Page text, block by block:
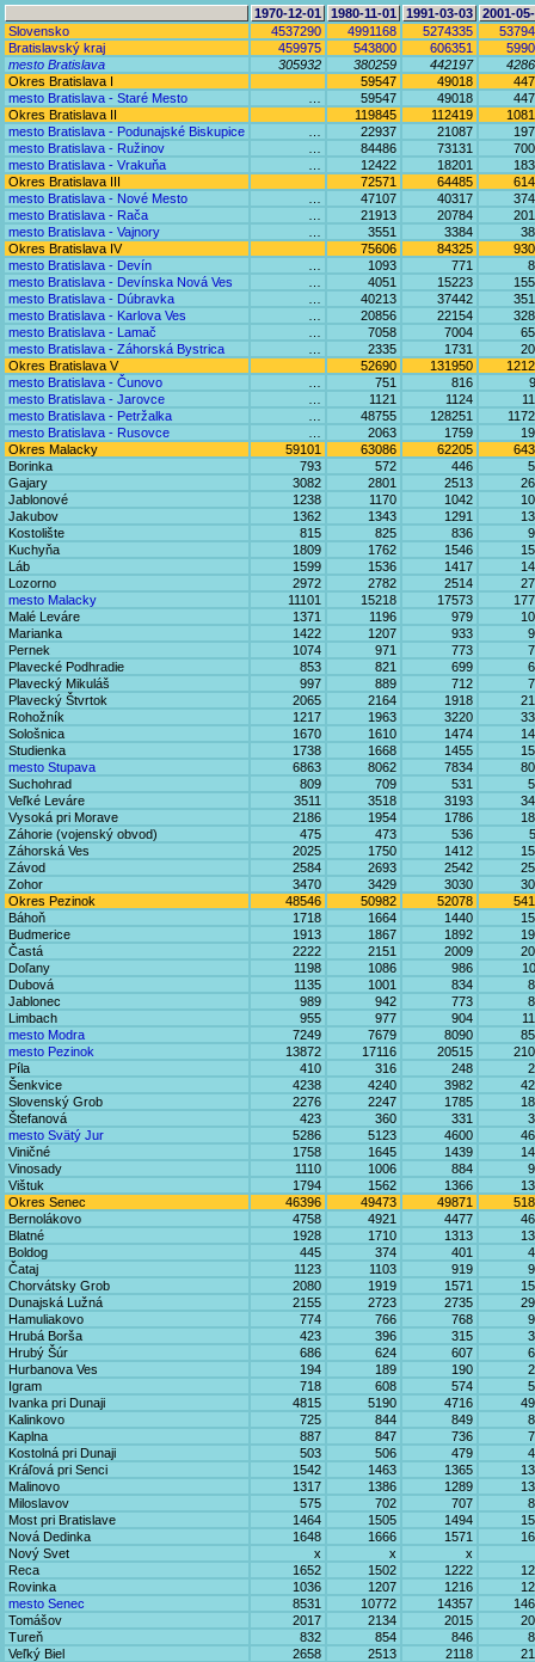
1970-12-01 1980-11-01 1991-03-03
2001-
Slovensko
4537290 4991168 5274335
Bratislavský kraj
459975 543800 606351
mesto Bratislava
305932 380259 442197
Okres Bratislava I
59547 49018
mesto Bratislava - Staré Mesto
59547 49018
Okres Bratislava II
119845 112419
mesto Bratislava - Podunajské Biskupice
22937 21087
mesto Bratislava - Ružinov
84486 73131
mesto Bratislava - Vrakuňa
12422 18201
Okres Bratislava III
72571 64485
mesto Bratislava - Nové Mesto
47107 40317
mesto Bratislava - Rača
21913 20784
mesto Bratislava - Vajnory
3551 3384
Okres Bratislava IV
75606 84325
mesto Bratislava - Devín
1093 771
mesto Bratislava - Devínska Nová Ves
4051 15223
mesto Bratislava - Dúbravka
40213 37442
mesto Bratislava - Karlova Ves
20856 22154
mesto Bratislava - Lamač
7058 7004
mesto Bratislava - Záhorská Bystrica
2335 1731
Okres Bratislava V
52690 131950
mesto Bratislava - Čunovo
751 816
mesto Bratislava - Jarovce
1121 1124
mesto Bratislava - Petržalka
48755 128251
mesto Bratislava - Rusovce
2063 1759
Okres Malacky
59101 63086 62205
Borinka
793 572 446
Gajary
3082 2801 2513
Jablonové
1238 1170 1042
Jakubov
1362 1343 1291
Kostolište
815 825 836
Kuchyňa
1809 1762 1546
Láb
1599 1536 1417
Lozorno
2972 2782 2514
mesto Malacky
11101 15218 17573
Malé Leváre
1371 1196 979
Marianka
1422 1207 933
Pernek
1074 971 773
Plavecké Podhradie
853 821 699
Plavecký Mikuláš
997 889 712
Plavecký Štvrtok
2065 2164 1918
Rohožník
1217 1963 3220
Sološnica
1670 1610 1474
Studienka
1738 1668 1455
mesto Stupava
6863 8062 7834
Suchohrad
809 709 531
Veľké Leváre
3511 3518 3193
Vysoká pri Morave
2186 1954 1786
Záhorie (vojenský obvod)
475 473 536
Záhorská Ves
2025 1750 1412
Závod
2584 2693 2542
Zohor
3470 3429 3030
Okres Pezinok
48546 50982 52078
Báhoň
1718 1664 1440
Budmerice
1913 1867 1892
Častá
2222 2151 2009
Doľany
1198 1086 986
Dubová
1135 1001 834
Jablonec
989 942 773
Limbach
955 977 904
mesto Modra
7249 7679 8090
mesto Pezinok
13872 17116 20515
Píla
410 316 248
Šenkvice
4238 4240 3982
Slovenský Grob
2276 2247 1785
Štefanová
423 360 331
mesto Svätý Jur
5286 5123 4600
Viničné
1758 1645 1439
Vinosady
1110 1006 884
Vištuk
1794 1562 1366
Okres Senec
46396 49473 49871
Bernolákovo
4758 4921 4477
Blatné
1928 1710 1313
Boldog
445 374 401
Čataj
1123 1103 919
Chorvátsky Grob
2080 1919 1571
Dunajská Lužná
2155 2723 2735
Hamuliakovo
774 766 768
Hrubá Borša
423 396 315
Hrubý Šúr
686 624 607
Hurbanova Ves
194 189 190
Igram
718 608 574
Ivanka pri Dunaji
4815 5190 4716
Kalinkovo
725 844 849
Kaplna
887 847 736
Kostolná pri Dunaji
503 506 479
Kráľová pri Senci
1542 1463 1365
Malinovo
1317 1386 1289
Miloslavov
575 702 707
Most pri Bratislave
1464 1505 1494
Nová Dedinka
1648 1666 1571
Nový Svet
x x
x
Reca
1652 1502 1222
Rovinka
1036 1207 1216
mesto Senec
8531 10772 14357
Tomášov
2017 2134 2015
Tureň
832 854 846
Veľký Biel
2658 2513 2118